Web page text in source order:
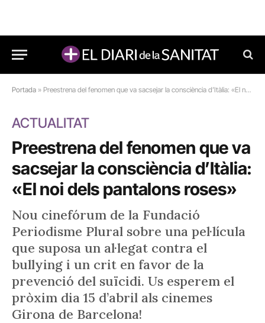
Portada » Preestrena del fenomen que va sacsejar la consciència d’Itàlia: «El noi dels pantalons roses»
ACTUALITAT
Preestrena del fenomen que va
sacsejar la consciència d’Itàlia:
«El noi dels pantalons roses»
Nou cinefórum de la Fundació
Periodisme Plural sobre una pel·lícula
que suposa un al·legat contra el
bullying i un crit en favor de la
prevenció del suïcidi. Us esperem el
pròxim dia 15 d’abril als cinemes
Girona de Barcelona!